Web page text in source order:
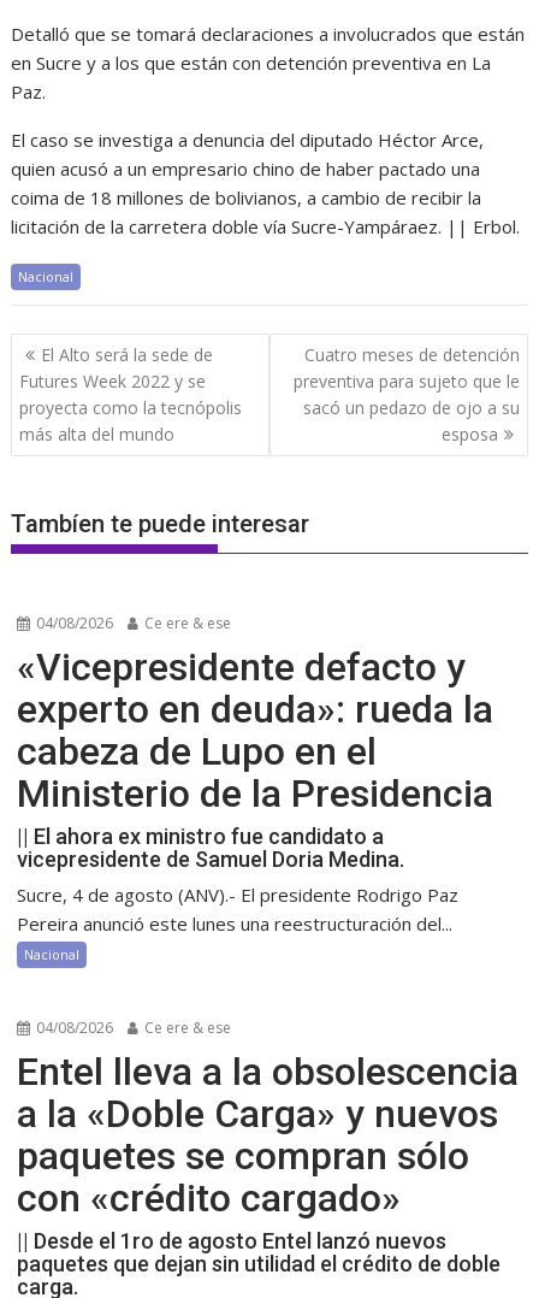
Detalló que se tomará declaraciones a involucrados que están
en Sucre y a los que están con detención preventiva en La
Paz.
El caso se investiga a denuncia del diputado Héctor Arce,
quien acusó a un empresario chino de haber pactado una
coima de 18 millones de bolivianos, a cambio de recibir la
licitación de la carretera doble vía Sucre-Yampáraez. || Erbol.
Nacional
Navegación
de
entradas
El Alto será la sede de
Futures Week 2022 y se
proyecta como la tecnópolis
más alta del mundo
Cuatro meses de detención
preventiva para sujeto que le
sacó un pedazo de ojo a su
esposa
Tambíen te puede interesar
04/08/2026 Ce ere & ese
«Vicepresidente defacto y
experto en deuda»: rueda la
cabeza de Lupo en el
Ministerio de la Presidencia
|| El ahora ex ministro fue candidato a
vicepresidente de Samuel Doria Medina.
Sucre, 4 de agosto (ANV).- El presidente Rodrigo Paz
Pereira anunció este lunes una reestructuración del...
Nacional
04/08/2026 Ce ere & ese
Entel lleva a la obsolescencia
a la «Doble Carga» y nuevos
paquetes se compran sólo
con «crédito cargado»
|| Desde el 1ro de agosto Entel lanzó nuevos
paquetes que dejan sin utilidad el crédito de doble
carga.